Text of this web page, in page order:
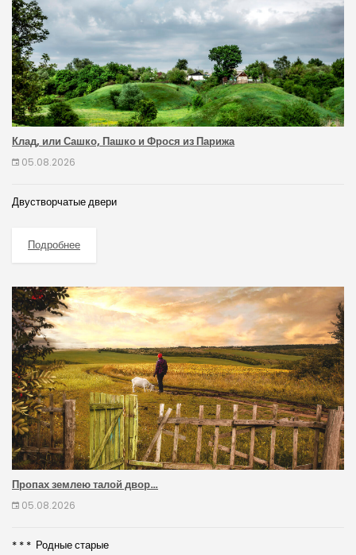
Клад, или Сашко, Пашко и Фрося из Парижа
05.08.2026
Двустворчатые двери
Подробнее
Пропах землею талой двор…
05.08.2026
* * * Родные старые